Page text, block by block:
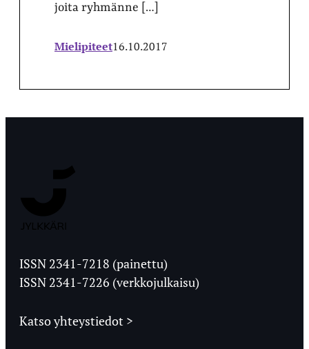
joita ryhmänne […]
Mielipiteet16.10.2017
Ylioppilaslehti
ISSN 2341-7218 (painettu)
ISSN 2341-7226 (verkkojulkaisu)
Katso yhteystiedot >